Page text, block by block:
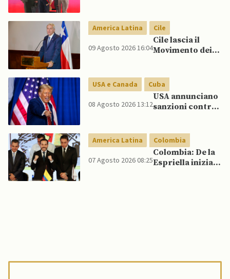
per la sicurezza
al governo De La
Espriella
America Latina Cile
09 Agosto 2026 16:04
Cile lascia il
Movimento dei
USA e Canada Cuba
08 Agosto 2026 13:12
USA annunciano
sanzioni contro
America Latina Colombia
07 Agosto 2026 08:25
Colombia: De la
Espriella inizia il